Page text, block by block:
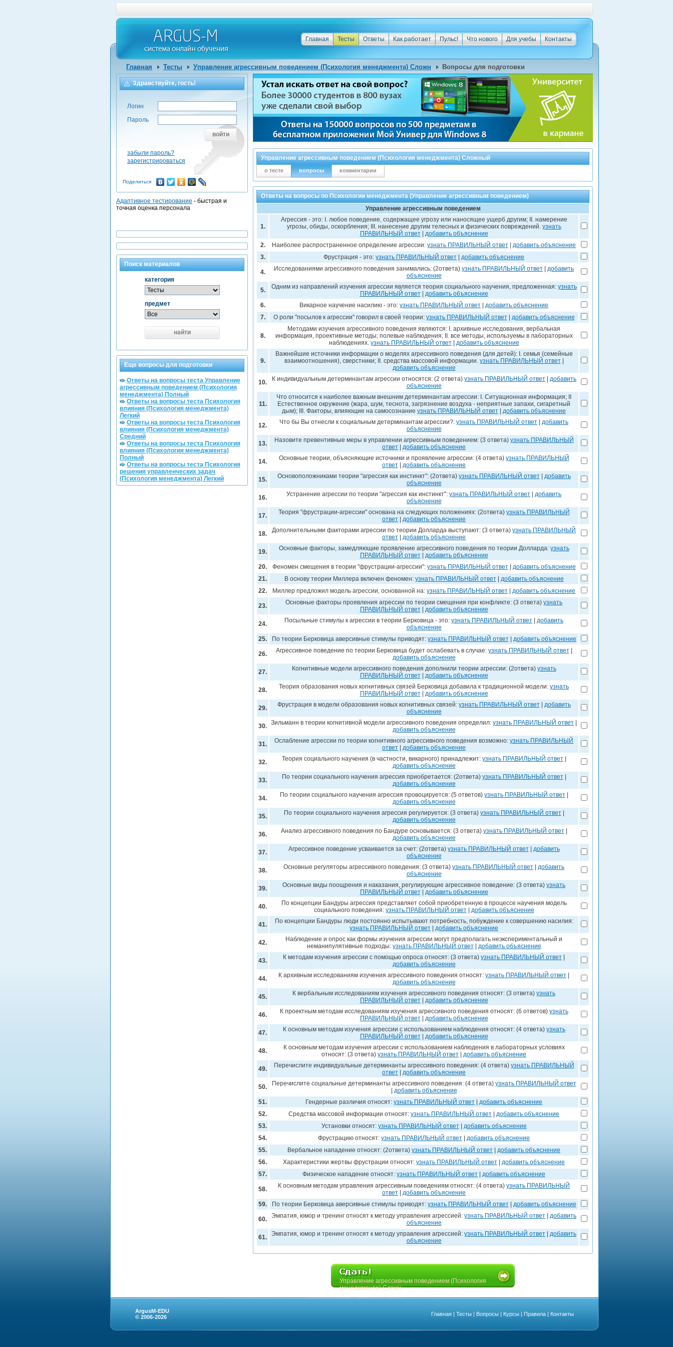
Контакты
Для учебы
Что нового
Пульс!
Как работает
Ответы
Тесты
Главная
Главная Тесты Управление агрессивным поведением (Психология менеджмента) Сложн Вопросы для подготовки
Управление агрессивным поведением (Психология менеджмента) Сложный
о тесте вопросы комментарии
Ответы на вопросы по Психологии менеджмента (Управление агрессивным поведением)
Управление агрессивным поведением
1.
Агрессия - это: I. любое поведение, содержащее угрозу или наносящее ущерб другим; II. намерение
угрозы, обиды, оскорбления; III. нанесение другим телесных и физических повреждений. узнать
ПРАВИЛЬНЫЙ ответ| добавить объяснение
2.
Наиболее распространенное определение агрессии: узнать ПРАВИЛЬНЫЙ ответ
добавить объяснение
3.
Фрустрация - это: узнать ПРАВИЛЬНЫЙ ответ добавить объяснение
4. Исследованиями агрессивного поведения занимались: (2ответа) узнать ПРАВИЛЬНЫЙ ответ
добавить
объяснение
5. Одним из направлений изучения агрессии является теория социального научения, предложенная: узнать
ПРАВИЛЬНЫЙ ответ| добавить объяснение
6.
Викарное научение насилию - это: узнать ПРАВИЛЬНЫЙ ответ
добавить объяснение
7.
О роли "посылов к агрессии" говорил в своей теории: узнать ПРАВИЛЬНЫЙ ответ| добавить объяснение
8.
Методами изучения агрессивного поведения являются: I. архивные исследования, вербальная
информация, проективные методы; полевые наблюдения; II. все методы, используемы в лабораторных
наблюдениях. узнать ПРАВИЛЬНЫЙ ответ| добавить объяснение
9.
Важнейшие источники информации о моделях агрессивного поведения (для детей): I. семья (семейные
взаимоотношения), сверстники; II. средства массовой информации. узнать ПРАВИЛЬНЫЙ ответ|
добавить объяснение
10. К индивидуальным детерминантам агрессии относятся: (2 ответа) узнать ПРАВИЛЬНЫЙ ответ| добавить
объяснение
11.
Что относится к наиболее важным внешним детерминантам агрессии: I. Ситуационная информация; II
Естественное окружение (жара, шум, теснота, загрязнение воздуха - неприятные запахи, сигаретный
дым); III. Факторы, влияющие на самосознание узнать ПРАВИЛЬНЫЙ ответ добавить объяснение
12. Что бы Вы отнесли к социальным детерминантам агрессии?: узнать ПРАВИЛЬНЫЙ ответ
добавить
объяснение
13. Назовите превентивные меры в управлении агрессивным поведением: (3 ответа) узнать ПРАВИЛЬНЫЙ
ответ
добавить объяснение
14. Основные теории, объясняющие источники и проявление агрессии: (4 ответа) узнать ПРАВИЛЬНЫЙ
ответ
добавить объяснение
15. Основоположниками теории "агрессия как инстинкт": (2ответа) узнать ПРАВИЛЬНЫЙ ответ| добавить
объяснение
16. Устранение агрессии по теории "агрессия как инстинкт": узнать ПРАВИЛЬНЫЙ ответ
добавить
объяснение
17. Теория "фрустрации-агрессии" основана на следующих положениях: (2ответа) узнать ПРАВИЛЬНЫЙ
ответ
добавить объяснение
18. Дополнительными факторами агрессии по теории Долларда выступают: (3 ответа) узнать ПРАВИЛЬНЫЙ
ответ
добавить объяснение
19. Основные факторы, замедляющие проявление агрессивного поведения по теории Долларда: узнать
ПРАВИЛЬНЫЙ ответ| добавить объяснение
20.
Феномен смещения в теории "фрустрации-агрессии": узнать ПРАВИЛЬНЫЙ ответ| добавить объяснение
21.
В основу теории Миллера включен феномен: узнать ПРАВИЛЬНЫЙ ответ| добавить объяснение
22.
Миллер предложил модель агрессии, основанной на: узнать ПРАВИЛЬНЫЙ ответ добавить объяснение
23. Основные факторы проявления агрессии по теории смещения при конфликте: (3 ответа) узнать
ПРАВИЛЬНЫЙ ответ| добавить объяснение
24. Посыльные стимулы к агрессии в теории Берковица - это: узнать ПРАВИЛЬНЫЙ ответ
добавить
объяснение
25.
По теории Берковица аверсивные стимулы приводят: узнать ПРАВИЛЬНЫЙ ответ| добавить объяснение
26. Агрессивное поведение по теории Берковица будет ослабевать в случае: узнать ПРАВИЛЬНЫЙ ответ|
добавить объяснение
27. Когнитивные модели агрессивного поведения дополнили теории агрессии: (2ответа) узнать
ПРАВИЛЬНЫЙ ответ| добавить объяснение
28. Теория образования новых когнитивных связей Берковица добавила к традиционной модели: узнать
ПРАВИЛЬНЫЙ ответ| добавить объяснение
29. Фрустрация в модели образования новых когнитивных связей: узнать ПРАВИЛЬНЫЙ ответ| добавить
объяснение
30. Зильманн в теории когнитивной модели агрессивного поведения определил: узнать ПРАВИЛЬНЫЙ ответ
добавить объяснение
31. Ослабление агрессии по теории когнитивного агрессивного поведения возможно: узнать ПРАВИЛЬНЫЙ
ответ
добавить объяснение
32. Теория социального научения (в частности, викарного) принадлежит: узнать ПРАВИЛЬНЫЙ ответ|
добавить объяснение
33. По теории социального научения агрессия приобретается: (2ответа) узнать ПРАВИЛЬНЫЙ ответ|
добавить объяснение
34. По теории социального научения агрессия провоцируется: (5 ответов) узнать ПРАВИЛЬНЫЙ ответ|
добавить объяснение
35. По теории социального научения агрессия регулируется: (3 ответа) узнать ПРАВИЛЬНЫЙ ответ|
добавить объяснение
36. Анализ агрессивного поведения по Бандуре основывается: (3 ответа) узнать ПРАВИЛЬНЫЙ ответ|
добавить объяснение
37. Агрессивное поведение усваивается за счет: (2ответа) узнать ПРАВИЛЬНЫЙ ответ| добавить
объяснение
38. Основные регуляторы агрессивного поведения: (3 ответа) узнать ПРАВИЛЬНЫЙ ответ
добавить
объяснение
39. Основные виды поощрения и наказания, регулирующие агрессивное поведение: (3 ответа) узнать
ПРАВИЛЬНЫЙ ответ| добавить объяснение
40.
По концепции Бандуры агрессия представляет собой приобретенную в процессе научения модель
социального поведения: узнать ПРАВИЛЬНЫЙ ответ| добавить объяснение
41.
По концепции Бандуры люди постоянно испытывают потребность, побуждение к совершению насилия:
узнать ПРАВИЛЬНЫЙ ответ
добавить объяснение
42.
Наблюдение и опрос как формы изучения агрессии могут предполагать неэкспериментальный и
неманипулятивные подходы: узнать ПРАВИЛЬНЫЙ ответ| добавить объяснение
43. К методам изучения агрессии с помощью опроса относят: (3 ответа) узнать ПРАВИЛЬНЫЙ ответ
добавить объяснение
44. К архивным исследованиям изучения агрессивного поведения относят: узнать ПРАВИЛЬНЫЙ ответ
добавить объяснение
45. К вербальным исследованиям изучения агрессивного поведения относят: (3 ответа) узнать
ПРАВИЛЬНЫЙ ответ| добавить объяснение
46. К проектным методам исследованиям изучения агрессивного поведения относят: (6 ответов) узнать
ПРАВИЛЬНЫЙ ответ| добавить объяснение
47. К основным методам изучения агрессии с использованием наблюдения относят: (4 ответа) узнать
ПРАВИЛЬНЫЙ ответ| добавить объяснение
48.
К основным методам изучения агрессии с использованием наблюдения в лабораторных условиях
относят: (3 ответа) узнать ПРАВИЛЬНЫЙ ответ добавить объяснение
49. Перечислите индивидуальные детерминанты агрессивного поведения: (4 ответа) узнать ПРАВИЛЬНЫЙ
ответ
добавить объяснение
50. Перечислите социальные детерминанты агрессивного поведения: (4 ответа) узнать ПРАВИЛЬНЫЙ ответ
добавить объяснение
51.
Гендерные различия относят: узнать ПРАВИЛЬНЫЙ ответ
добавить объяснение
52.
Средства массовой информации относят: узнать ПРАВИЛЬНЫЙ ответ
добавить объяснение
53.
Установки относят: узнать ПРАВИЛЬНЫЙ ответ| добавить объяснение
54.
Фрустрацию относят: узнать ПРАВИЛЬНЫЙ ответ
добавить объяснение
55.
Вербальное нападение относят: (2ответа) узнать ПРАВИЛЬНЫЙ ответ
добавить объяснение
56.
Характеристики жертвы фрустрации относят: узнать ПРАВИЛЬНЫЙ ответ
добавить объяснение
57.
Физическое нападение относят: узнать ПРАВИЛЬНЫЙ ответ добавить объяснение
58. К основным методам управления агрессивным поведениям относят: (4 ответа) узнать ПРАВИЛЬНЫЙ
ответ
добавить объяснение
59.
По теории Берковица аверсивные стимулы приводят: узнать ПРАВИЛЬНЫЙ ответ| добавить объяснение
60. Эмпатия, юмор и тренинг относят к методу управления агрессией: узнать ПРАВИЛЬНЫЙ ответ
добавить
объяснение
61. Эмпатия, юмор и тренинг относят к методу управления агрессией: узнать ПРАВИЛЬНЫЙ ответ
добавить
объяснение
Управление агрессивным поведением (Психология
менеджмента) Сложн
Здравствуйте, гость!
Логин
Пароль
войти
забыли пароль?
зарегистрироваться
Поделиться
Адаптивное тестирование - быстрая и
точная оценка персонала
Поиск материалов
категория
предмет
найти
Еще вопросы для подготовки
Ответы на вопросы теста Управление
агрессивным поведением (Психология
менеджмента) Полный
Ответы на вопросы теста Психология
влияния (Психология менеджмента)
Легкий
Ответы на вопросы теста Психология
влияния (Психология менеджмента)
Средний
Ответы на вопросы теста Психология
влияния (Психология менеджмента)
Полный
Ответы на вопросы теста Психология
решения управленческих задач
(Психология менеджмента) Легкий
ArgusM-EDU
© 2006-2026
Главная | Тесты | Вопросы | Курсы | Правила | Контакты